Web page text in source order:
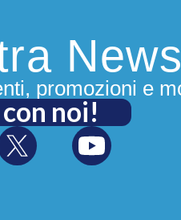
promozioni e
noi!